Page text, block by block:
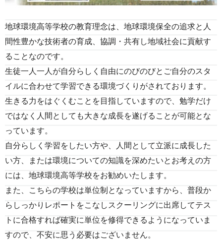
地球環境高等学校の教育理念は、地球環境保全の追求と人
間性豊かな技術者の育成、協調・共有し地域社会に貢献す
ることなのです。
生徒一人一人が自分らしく自由にのびのびとご自分のスタ
イルに合わせて学習できる環境づくりがされております。
生きる力をはぐくむことを目指していますので、勉学だけ
ではなく人間としても大きな成長を遂げることが可能とな
っています。
自分らしく学習をしたい方や、人間として立派に成長した
い方、または環境についての知識を深めたいとお考えの方
には、地球環境高等学校をお勧めいたします。
また、こちらの学校は単位制となっていますから、普段か
らしっかりレポートをこなしスクーリングに出席してテス
トに合格すれば確実に単位を修得できるようになっていま
すので、不安に思う必要はございません。